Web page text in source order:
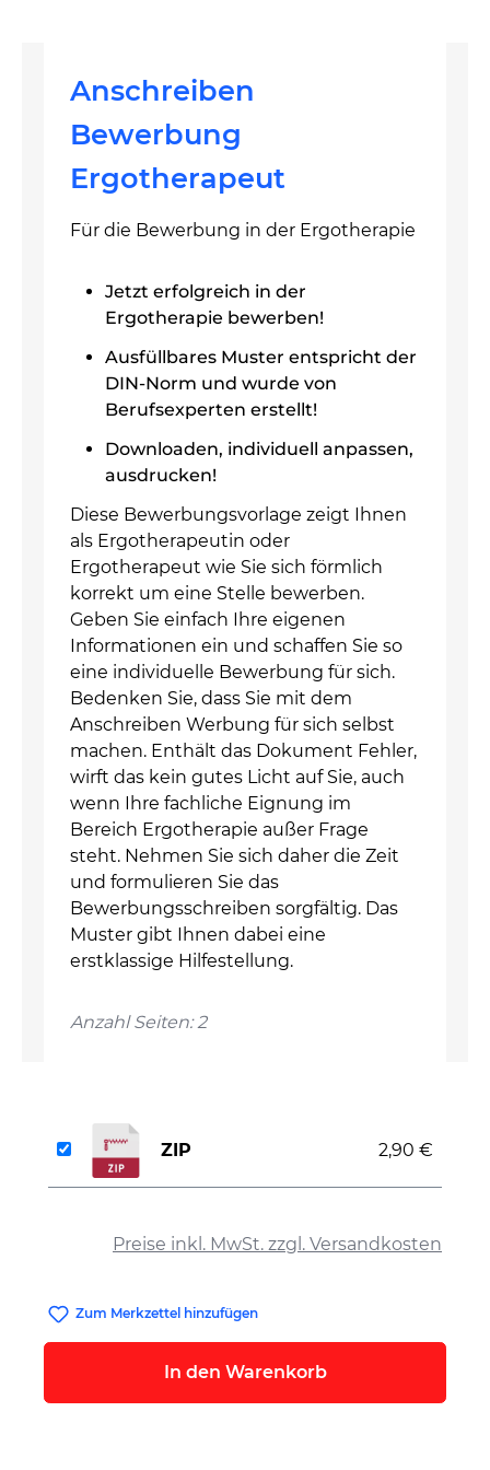
Anschreiben
Bewerbung
Ergotherapeut
Für die Bewerbung in der Ergotherapie
Jetzt erfolgreich in der
Ergotherapie bewerben!
Ausfüllbares Muster entspricht der
DIN-Norm und wurde von
Berufsexperten erstellt!
Downloaden, individuell anpassen,
ausdrucken!
Diese Bewerbungsvorlage zeigt Ihnen
als Ergotherapeutin oder
Ergotherapeut wie Sie sich förmlich
korrekt um eine Stelle bewerben.
Geben Sie einfach Ihre eigenen
Informationen ein und schaffen Sie so
eine individuelle Bewerbung für sich.
Bedenken Sie, dass Sie mit dem
Anschreiben Werbung für sich selbst
machen. Enthält das Dokument Fehler,
wirft das kein gutes Licht auf Sie, auch
wenn Ihre fachliche Eignung im
Bereich Ergotherapie außer Frage
steht. Nehmen Sie sich daher die Zeit
und formulieren Sie das
Bewerbungsschreiben sorgfältig. Das
Muster gibt Ihnen dabei eine
erstklassige Hilfestellung.
Anzahl Seiten: 2
Preise inkl. MwSt. zzgl. Versandkosten
ZIP 2,90 €
Zum Merkzettel hinzufügen
In den Warenkorb